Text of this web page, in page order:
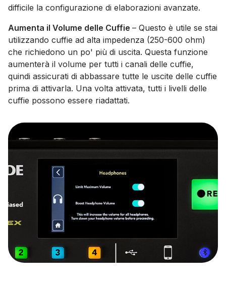
difficile la configurazione di elaborazioni avanzate.
Aumenta il Volume delle Cuffie – Questo è utile se stai
utilizzando cuffie ad alta impedenza (250-600 ohm)
che richiedono un po' più di uscita. Questa funzione
aumenterà il volume per tutti i canali delle cuffie,
quindi assicurati di abbassare tutte le uscite delle cuffie
prima di attivarla. Una volta attivata, tutti i livelli delle
cuffie possono essere riadattati.